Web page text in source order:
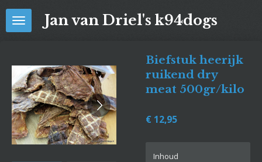
Ga
direct
Jan van Driel's k94dogs
Biefstuk heerijk
ruikend dry
meat 500gr/kilo
€ 12,95
Inhoud